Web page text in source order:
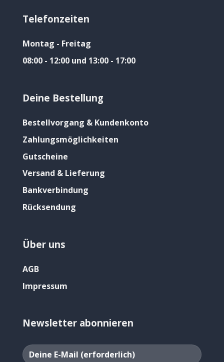
Telefonzeiten
Montag - Freitag
08:00 - 12:00 und 13:00 - 17:00
Deine Bestellung
Bestellvorgang & Kundenkonto
Zahlungsmöglichkeiten
Gutscheine
Versand & Lieferung
Bankverbindung
Rücksendung
Über uns
AGB
Impressum
Newsletter abonnieren